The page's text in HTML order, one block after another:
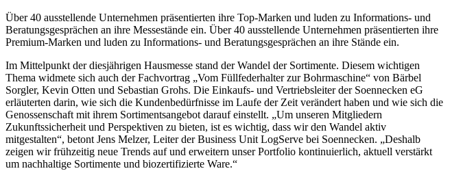
Über 40 ausstellende Unternehmen präsentierten ihre Top-Marken und luden zu Informations- und
Beratungsgesprächen an ihre Messestände ein. Über 40 ausstellende Unternehmen präsentierten ihre
Premium-Marken und luden zu Informations- und Beratungsgesprächen an ihre Stände ein.
Im Mittelpunkt der diesjährigen Hausmesse stand der Wandel der Sortimente. Diesem wichtigen
Thema widmete sich auch der Fachvortrag „Vom Füllfederhalter zur Bohrmaschine“ von Bärbel
Sorgler, Kevin Otten und Sebastian Grohs. Die Einkaufs- und Vertriebsleiter der Soennecken eG
erläuterten darin, wie sich die Kundenbedürfnisse im Laufe der Zeit verändert haben und wie sich die
Genossenschaft mit ihrem Sortimentsangebot darauf einstellt. „Um unseren Mitgliedern
Zukunftssicherheit und Perspektiven zu bieten, ist es wichtig, dass wir den Wandel aktiv
mitgestalten“, betont Jens Melzer, Leiter der Business Unit LogServe bei Soennecken. „Deshalb
zeigen wir frühzeitig neue Trends auf und erweitern unser Portfolio kontinuierlich, aktuell verstärkt
um nachhaltige Sortimente und biozertifizierte Ware.“